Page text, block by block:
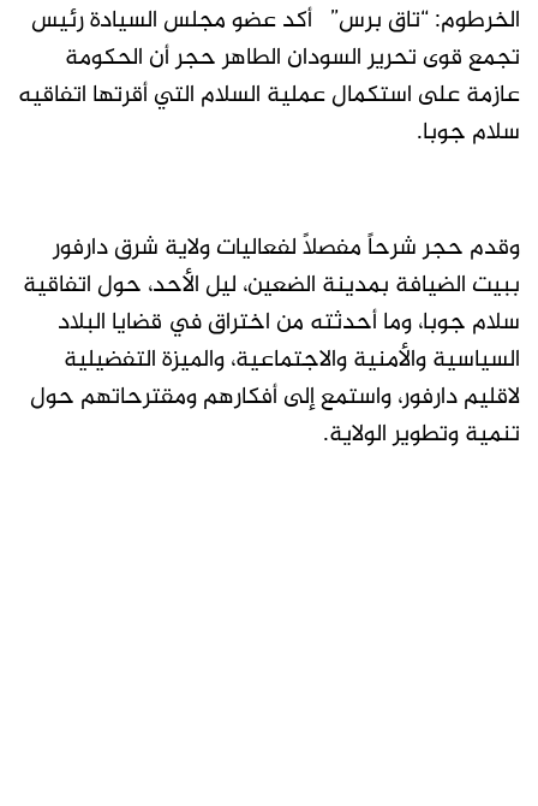
الخرطوم: “تاق برس” أكد عضو مجلس السيادة رئيس
تجمع قوى تحرير السودان الطاهر حجر أن الحكومة
عازمة على استكمال عملية السلام التي أقرتها اتفاقيه
سلام جوبا.
وقدم حجر شرحاً مفصلاً لفعاليات ولاية شرق دارفور
ببيت الضيافة بمدينة الضعين، ليل الأحد، حول اتفاقية
سلام جوبا، وما أحدثته من اختراق في قضايا البلاد
السياسية والأمنية والاجتماعية، والميزة التفضيلية
لاقليم دارفور، واستمع إلى أفكارهم ومقترحاتهم حول
تنمية وتطوير الولاية.